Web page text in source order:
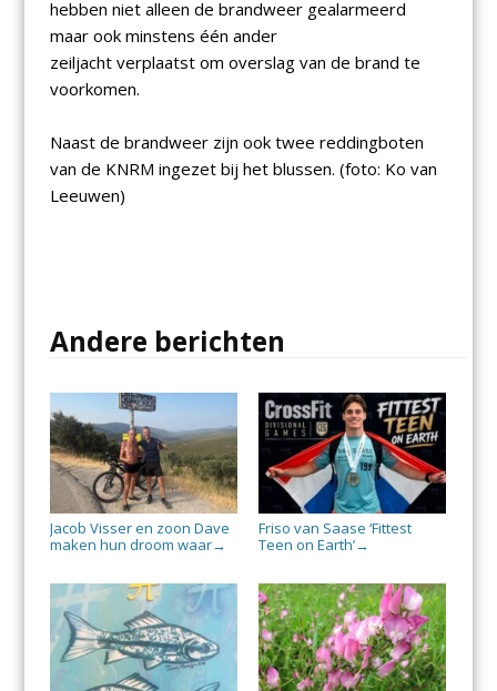
hebben niet alleen de brandweer gealarmeerd
maar ook minstens één ander
zeiljacht verplaatst om overslag van de brand te
voorkomen.
Naast de brandweer zijn ook twee reddingboten
van de KNRM ingezet bij het blussen. (foto: Ko van
Leeuwen)
Andere berichten
Jacob Visser en zoon Dave
maken hun droom waar→
Friso van Saase ‘Fittest
Teen on Earth’→